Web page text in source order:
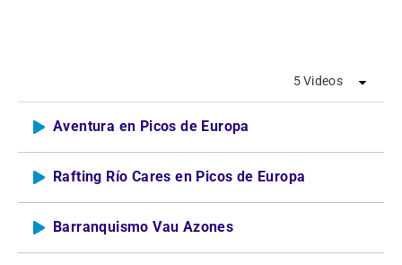
5 Videos
Aventura en Picos de Europa
Rafting Río Cares en Picos de Europa
Barranquismo Vau Azones